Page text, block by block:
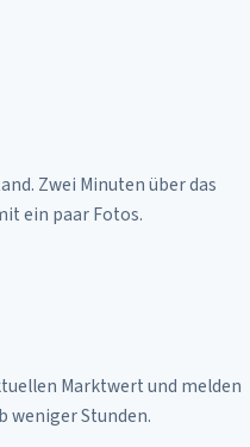
Zwei Minuten über das
ein paar Fotos.
Marktwert und melden
weniger Stunden.